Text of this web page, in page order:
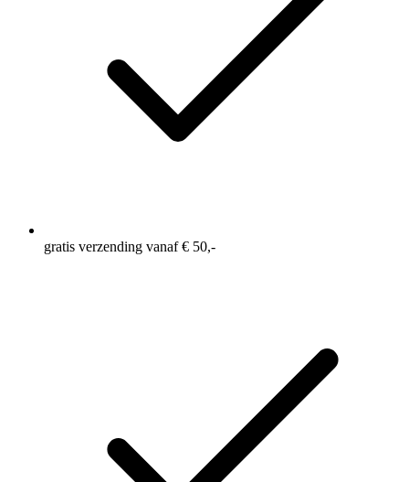
gratis verzending vanaf € 50,-